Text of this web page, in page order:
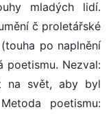
mladých lidí.
č proletářské
po naplnění
poetismu. Nezval:
na svět, aby byl
poetismu: